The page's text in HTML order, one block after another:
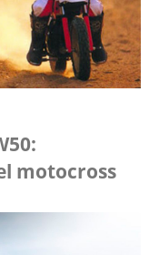
motocross